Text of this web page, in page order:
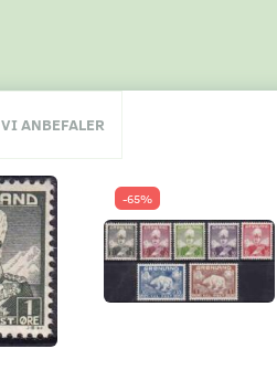
VI ANBEFALER
-65%